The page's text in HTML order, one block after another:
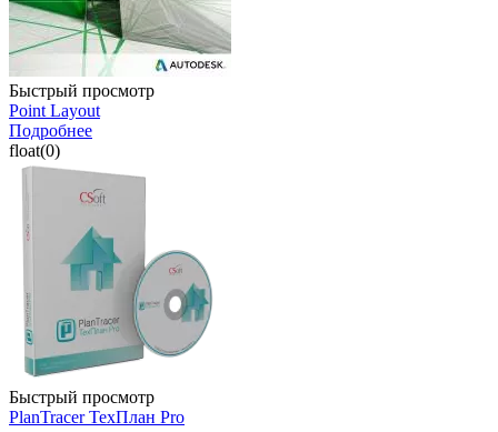
Быстрый просмотр
Point Layout
Подробнее
float(0)
Быстрый просмотр
PlanTracer ТехПлан Pro